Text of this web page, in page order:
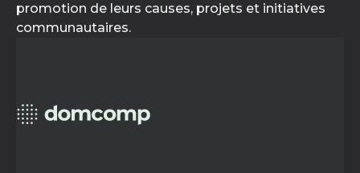
promotion de leurs causes, projets et initiatives
communautaires.